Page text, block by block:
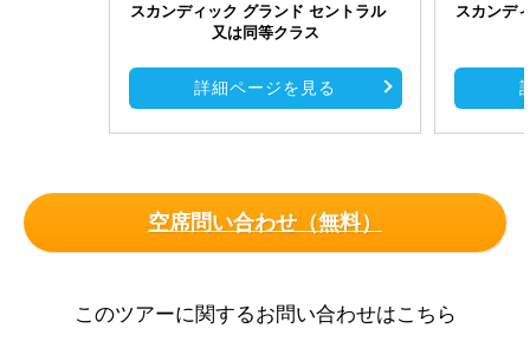
スカンディック グランド セントラル
又は同等クラス
詳細ページを見る
スカンデ
空席問い合わせ（無料）
このツアーに関するお問い合わせはこちら